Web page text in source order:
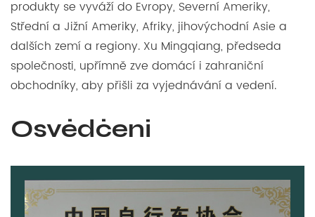
produkty se vyváží do Evropy, Severní Ameriky,
Střední a Jižní Ameriky, Afriky, jihovýchodní Asie a
dalších zemí a regiony. Xu Mingqiang, předseda
společnosti, upřímně zve domácí i zahraniční
obchodníky, aby přišli za vyjednávání a vedení.
Osvědčení